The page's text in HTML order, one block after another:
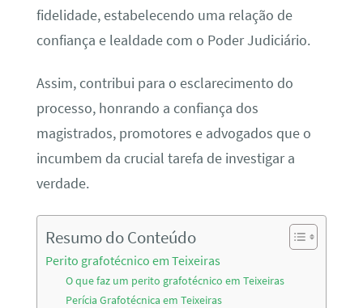
fidelidade, estabelecendo uma relação de
confiança e lealdade com o Poder Judiciário.
Assim, contribui para o esclarecimento do
processo, honrando a confiança dos
magistrados, promotores e advogados que o
incumbem da crucial tarefa de investigar a
verdade.
Resumo do Conteúdo
Perito grafotécnico em Teixeiras
O que faz um perito grafotécnico em Teixeiras
Perícia Grafotécnica em Teixeiras